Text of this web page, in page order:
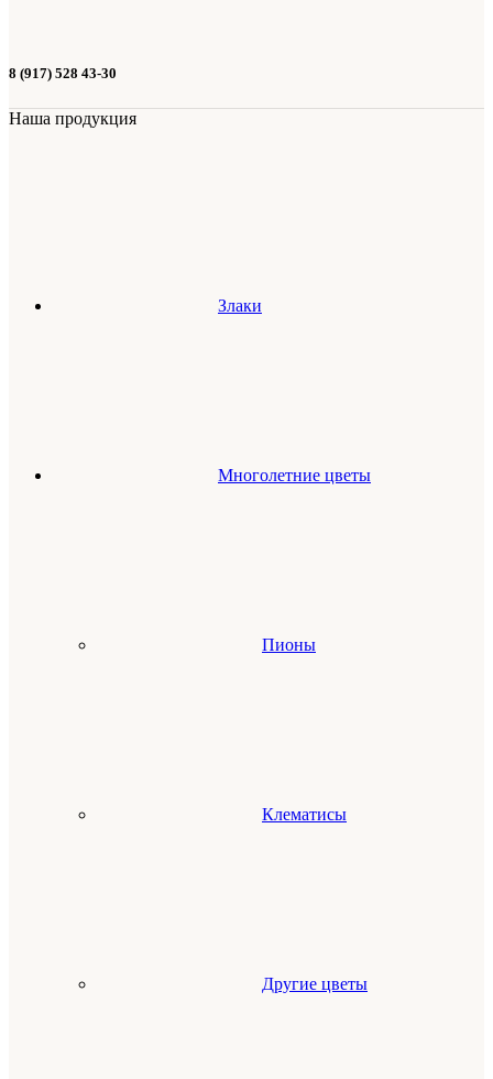
8 (917) 528 43-30
Наша продукция
Злаки
Многолетние цветы
Пионы
Клематисы
Другие цветы